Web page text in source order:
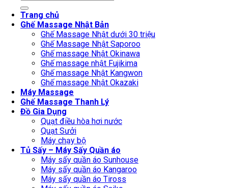
Trang chủ
Ghế Massage Nhật Bản
Ghế Massage Nhật dưới 30 triệu
Ghế Massage Nhật Saporoo
Ghế massage Nhật Okinawa
Ghế massage nhật Fujikima
Ghế massage Nhật Kangwon
Ghế massage Nhật Okazaki
Máy Massage
Ghế Massage Thanh Lý
Đồ Gia Dụng
Quạt điều hòa hơi nước
Quạt Sưởi
Máy chạy bộ
Tủ Sấy – Máy Sấy Quần áo
Máy sấy quần áo Sunhouse
Máy sấy quần áo Kangaroo
Máy sấy quần áo Tiross